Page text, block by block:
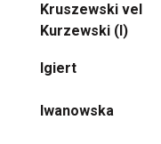
Kruszewski vel
Kurzewski (I)
Igiert
Iwanowska